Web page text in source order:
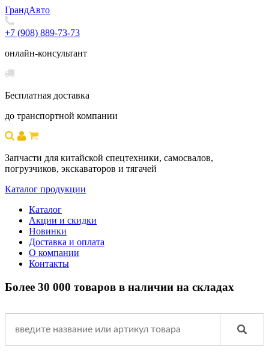
ГрандАвто
+7 (908) 889-73-73
онлайн-консультант
Бесплатная доставка
до транспортной компании
Запчасти для китайской спецтехники, самосвалов,
погрузчиков, экскаваторов и тягачей
Каталог продукции
Каталог
Акции и скидки
Новинки
Доставка и оплата
О компании
Контакты
Более 30 000 товаров в наличии на складах